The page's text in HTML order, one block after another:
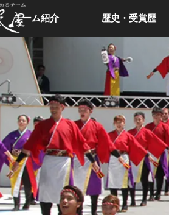
チーム紹介 歴史・受賞歴